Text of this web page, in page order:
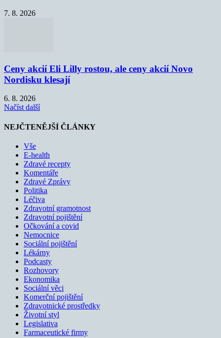
7. 8. 2026
Ceny akcií Eli Lilly rostou, ale ceny akcií Novo
Nordisku klesají
6. 8. 2026
Načíst další
NEJČTENĚJŠÍ ČLÁNKY
Vše
E-health
Zdravé recepty
Komentáře
Zdravé Zprávy
Politika
Léčiva
Zdravotní gramotnost
Zdravotní pojištění
Očkování a covid
Nemocnice
Sociální pojištění
Lékárny
Podcasty
Rozhovory
Ekonomika
Sociální věci
Komerční pojištění
Zdravotnické prostředky
Životní styl
Legislativa
Farmaceutické firmy